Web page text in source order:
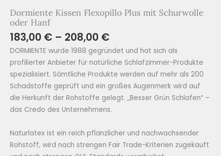
Dormiente Kissen Flexopillo Plus mit Schurwolle
oder Hanf
183,00 € – 208,00 €
DORMIENTE wurde 1988 gegründet und hat sich als
profilierter Anbieter für natürliche Schlafzimmer-Produkte
spezialisiert. Sämtliche Produkte werden auf mehr als 200
Schadstoffe geprüft und ein großes Augenmerk wird auf
die Herkunft der Rohstoffe gelegt. „Besser Grün Schlafen“ –
das Credo des Unternehmens.
Naturlatex ist ein reich pflanzlicher und nachwachsender
Rohstoff, wird nach strengen Fair Trade-Kriterien zugekauft